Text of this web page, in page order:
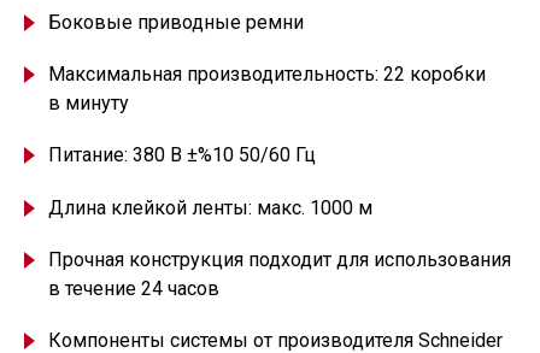
Боковые приводные ремни
Максимальная производительность: 22 коробки
в минуту
Питание: 380 В ±%10 50/60 Гц
Длина клейкой ленты: макс. 1000 м
Прочная конструкция подходит для использования
в течение 24 часов
Компоненты системы от производителя Schneider